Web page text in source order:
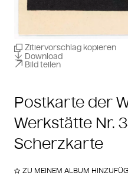
Postkarte der
Werkstätte Nr.
Scherzkarte
Zitiervorschlag kopieren
Download
Bild teilen
ZU MEINEM ALBUM